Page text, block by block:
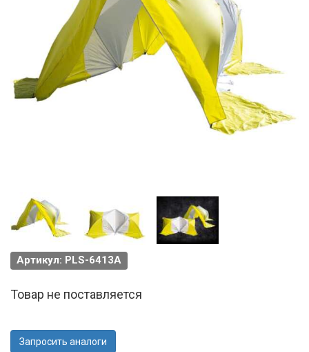
Артикул: PLS-6413A
Товар не поставляется
Запросить аналоги